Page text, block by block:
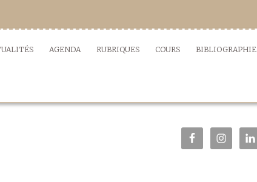
AGENDA RUBRIQUES COURS BIBLIOGRAPHIE